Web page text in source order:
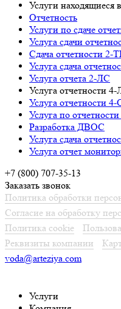
Услуги находящиеся
Отчетность
Услуги по сдаче
Услуга сдачи
Сдача отчетности 2-
Услуга сдача
Услуга отчета 2-ЛС
Услуга отчетности
Услуга отчетности
Услуга по
Разработка ДВОС
Услуга сдача
Услуга отчет
+7 (800) 707-35-13
Заказать звонок
Политика обработки
Согласие на обработку
Политика cookie
Реквизиты компании
voda@arteziya.com
Услуги